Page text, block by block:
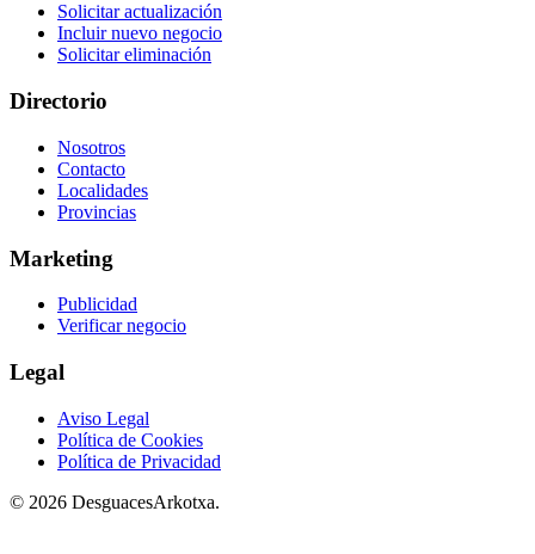
Solicitar actualización
Incluir nuevo negocio
Solicitar eliminación
Directorio
Nosotros
Contacto
Localidades
Provincias
Marketing
Publicidad
Verificar negocio
Legal
Aviso Legal
Política de Cookies
Política de Privacidad
© 2026 DesguacesArkotxa.